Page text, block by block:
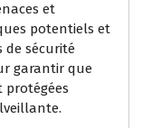
et
potentiels et
sécurité
garantir que
protégées